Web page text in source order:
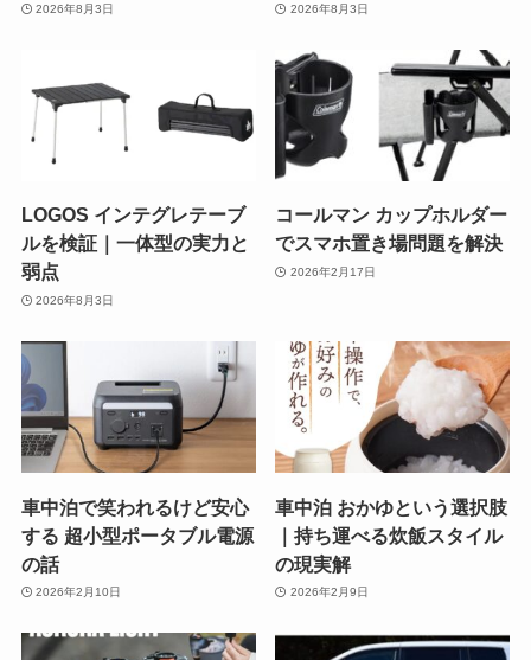
2026年8月3日 2026年8月3日
LOGOS インテグレテーブ
ルを検証｜一体型の実力と
弱点
2026年8月3日
コールマン カップホルダー
でスマホ置き場問題を解決
2026年2月17日
車中泊で笑われるけど安心
する 超小型ポータブル電源
の話
2026年2月10日
車中泊 おかゆという選択肢
｜持ち運べる炊飯スタイル
の現実解
2026年2月9日